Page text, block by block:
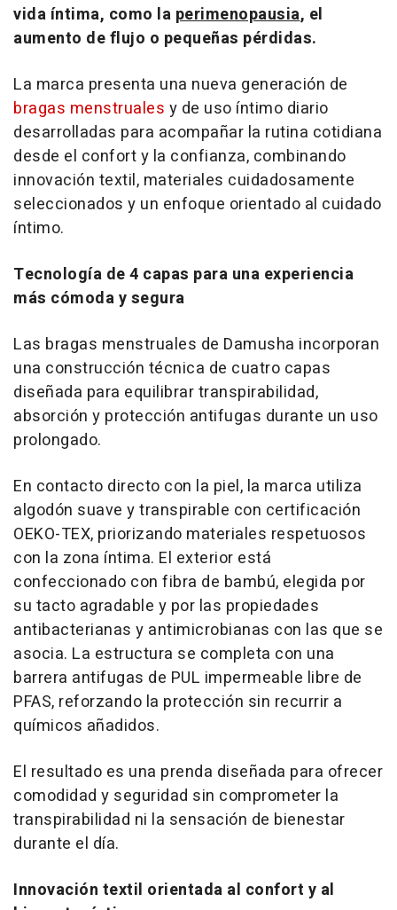
vida íntima, como la perimenopausia, el
aumento de flujo o pequeñas pérdidas.
La marca presenta una nueva generación de
bragas menstruales y de uso íntimo diario
desarrolladas para acompañar la rutina cotidiana
desde el confort y la confianza, combinando
innovación textil, materiales cuidadosamente
seleccionados y un enfoque orientado al cuidado
íntimo.
Tecnología de 4 capas para una experiencia
más cómoda y segura
Las bragas menstruales de Damusha incorporan
una construcción técnica de cuatro capas
diseñada para equilibrar transpirabilidad,
absorción y protección antifugas durante un uso
prolongado.
En contacto directo con la piel, la marca utiliza
algodón suave y transpirable con certificación
OEKO-TEX, priorizando materiales respetuosos
con la zona íntima. El exterior está
confeccionado con fibra de bambú, elegida por
su tacto agradable y por las propiedades
antibacterianas y antimicrobianas con las que se
asocia. La estructura se completa con una
barrera antifugas de PUL impermeable libre de
PFAS, reforzando la protección sin recurrir a
químicos añadidos.
El resultado es una prenda diseñada para ofrecer
comodidad y seguridad sin comprometer la
transpirabilidad ni la sensación de bienestar
durante el día.
Innovación textil orientada al confort y al